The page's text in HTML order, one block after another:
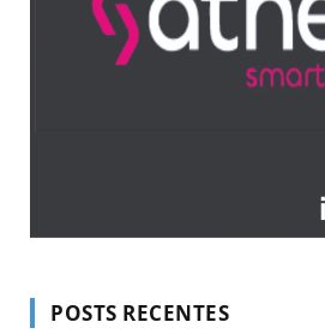
POSTS RECENTES